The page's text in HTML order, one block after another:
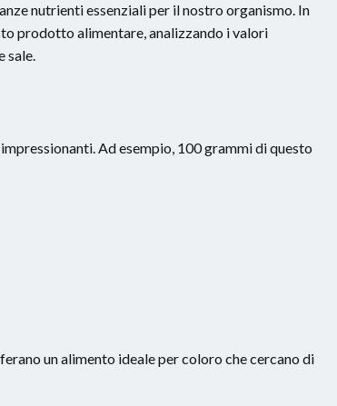
nutrienti essenziali per il nostro organismo. In
prodotto alimentare, analizzando i valori
sale.
Ad esempio, 100 grammi di questo
un alimento ideale per coloro che cercano di